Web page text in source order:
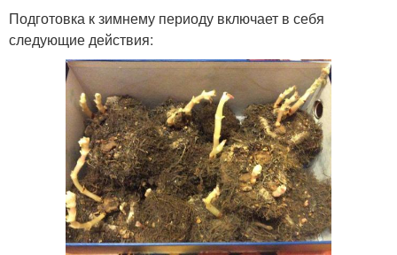
Подготовка к зимнему периоду включает в себя
следующие действия: